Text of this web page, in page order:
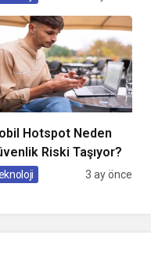
Hotspot Neden
Riski Taşıyor?
3 ay önce